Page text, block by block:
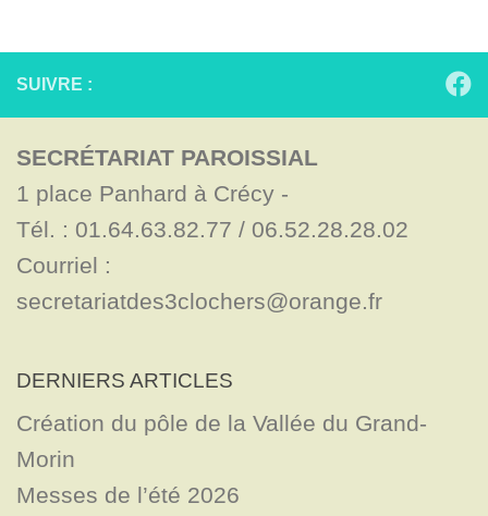
SUIVRE :
SECRÉTARIAT PAROISSIAL
1 place Panhard à Crécy -
Tél. : 01.64.63.82.77 / 06.52.28.28.02
Courriel :
secretariatdes3clochers@orange.fr
DERNIERS ARTICLES
Création du pôle de la Vallée du Grand-
Morin
Messes de l’été 2026